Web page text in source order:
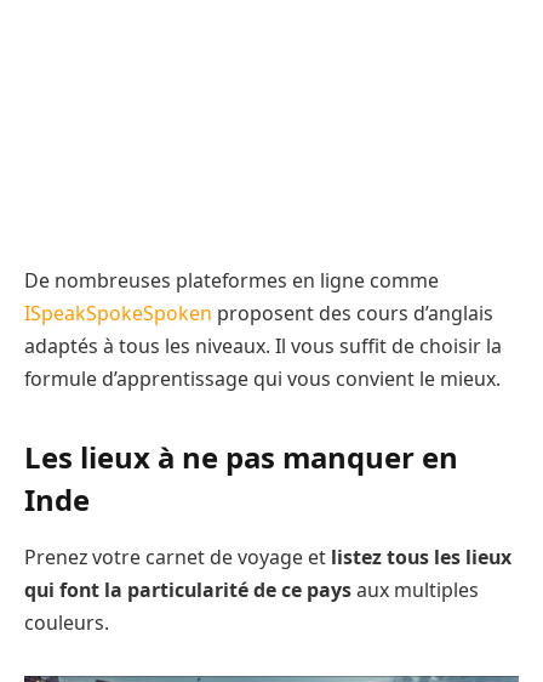
De nombreuses plateformes en ligne comme
ISpeakSpokeSpoken proposent des cours d’anglais
adaptés à tous les niveaux. Il vous suffit de choisir la
formule d’apprentissage qui vous convient le mieux.
Les lieux à ne pas manquer en
Inde
Prenez votre carnet de voyage et listez tous les lieux
qui font la particularité de ce paysaux multiples
couleurs.